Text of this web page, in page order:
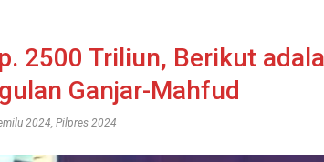
2500 Triliun, Berikut
Ganjar-Mahfud
2024 Pilpres 2024